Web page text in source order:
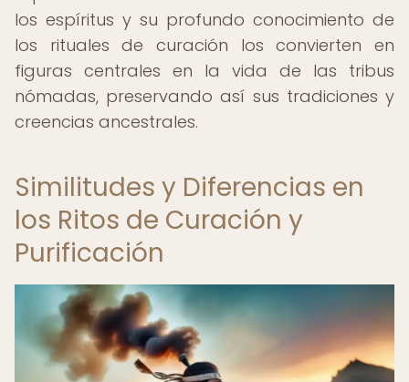
los espíritus y su profundo conocimiento de
los rituales de curación los convierten en
figuras centrales en la vida de las tribus
nómadas, preservando así sus tradiciones y
creencias ancestrales.
Similitudes y Diferencias en
los Ritos de Curación y
Purificación